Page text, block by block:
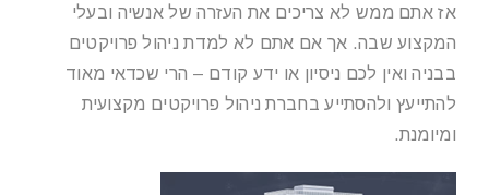
אז אתם ממש לא צריכים את העזרה של אנשיה ובעלי
המקצוע שבה. אך אם אתם לא למדת ניהול פרויקטים
בבניה ואין לכם ניסיון או ידע קודם – הרי שכדאי מאוד
להתייעץ ולהסתייע בחברת ניהול פרויקטים מקצועית
ומיומנת.